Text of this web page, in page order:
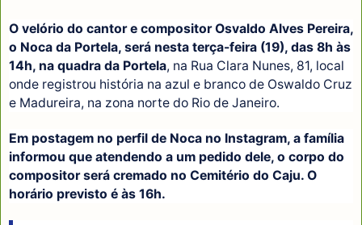
O velório do cantor e compositor Osvaldo Alves Pereira,
o Noca da Portela, será nesta terça-feira (19), das 8h às
14h, na quadra da Portela, na Rua Clara Nunes, 81, local
onde registrou história na azul e branco de Oswaldo Cruz
e Madureira, na zona norte do Rio de Janeiro.
Em postagem no perfil de Noca no Instagram, a família
informou que atendendo a um pedido dele, o corpo do
compositor será cremado no Cemitério do Caju. O
horário previsto é às 16h.